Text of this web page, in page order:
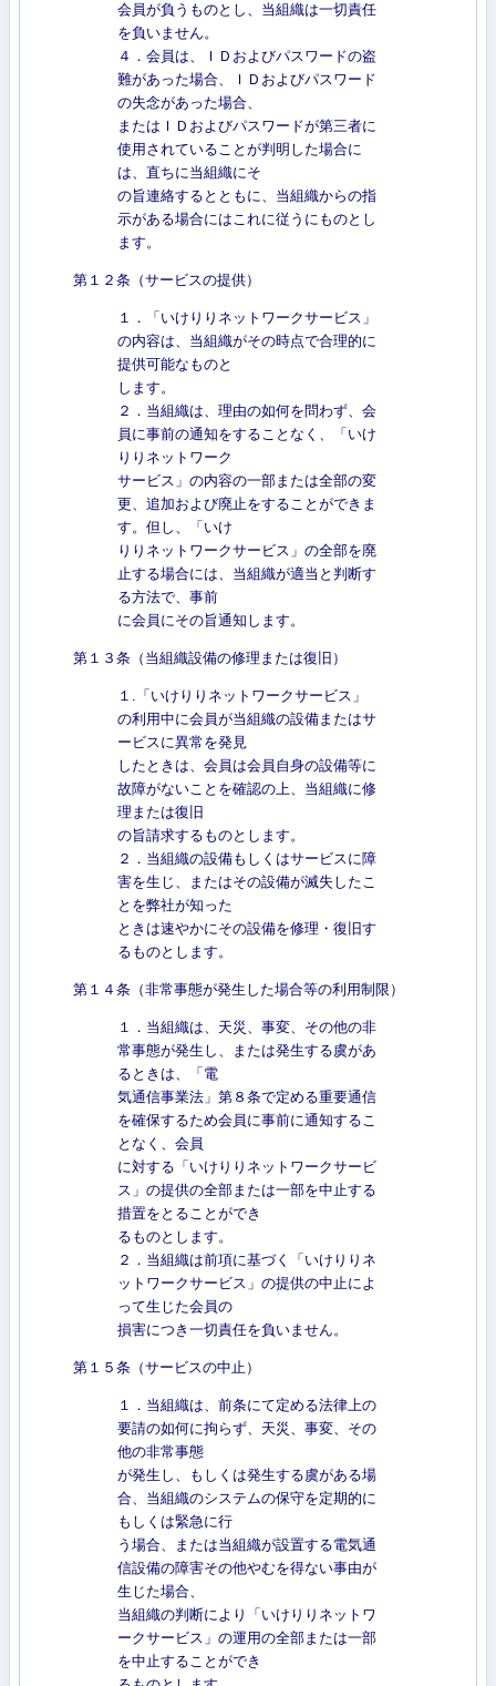
会員が負うものとし、当組織は一切責任
を負いません。
４．会員は、ＩＤおよびパスワードの盗
難があった場合、ＩＤおよびパスワード
の失念があった場合、
またはＩＤおよびパスワードが第三者に
使用されていることが判明した場合に
は、直ちに当組織にそ
の旨連絡するとともに、当組織からの指
示がある場合にはこれに従うにものとし
ます。
第１２条（サービスの提供）
１．「いけりりネットワークサービス」
の内容は、当組織がその時点で合理的に
提供可能なものと
します。
２．当組織は、理由の如何を問わず、会
員に事前の通知をすることなく、「いけ
りりネットワーク
サービス」の内容の一部または全部の変
更、追加および廃止をすることができま
す。但し、「いけ
りりネットワークサービス」の全部を廃
止する場合には、当組織が適当と判断す
る方法で、事前
に会員にその旨通知します。
第１３条（当組織設備の修理または復旧）
１.「いけりりネットワークサービス」
の利用中に会員が当組織の設備またはサ
ービスに異常を発見
したときは、会員は会員自身の設備等に
故障がないことを確認の上、当組織に修
理または復旧
の旨請求するものとします。
２．当組織の設備もしくはサービスに障
害を生じ、またはその設備が滅失したこ
とを弊社が知った
ときは速やかにその設備を修理・復旧す
るものとします。
第１４条（非常事態が発生した場合等の利用制限）
１．当組織は、天災、事変、その他の非
常事態が発生し、または発生する虞があ
るときは、「電
気通信事業法」第８条で定める重要通信
を確保するため会員に事前に通知するこ
となく、会員
に対する「いけりりネットワークサービ
ス」の提供の全部または一部を中止する
措置をとることができ
るものとします。
２．当組織は前項に基づく「いけりりネ
ットワークサービス」の提供の中止によ
って生じた会員の
損害につき一切責任を負いません。
第１５条（サービスの中止）
１．当組織は、前条にて定める法律上の
要請の如何に拘らず、天災、事変、その
他の非常事態
が発生し、もしくは発生する虞がある場
合、当組織のシステムの保守を定期的に
もしくは緊急に行
う場合、または当組織が設置する電気通
信設備の障害その他やむを得ない事由が
生じた場合、
当組織の判断により「いけりりネットワ
ークサービス」の運用の全部または一部
を中止することができ